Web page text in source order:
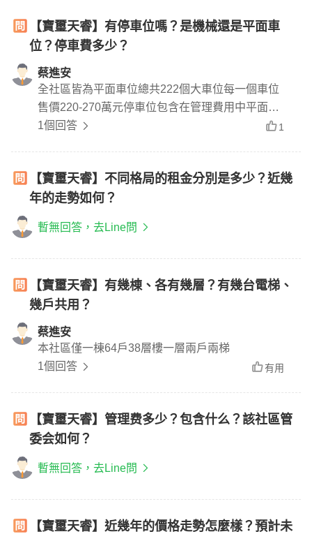
【寶璽天睿】有停車位嗎？是機械還是平面車
位？停車費多少？
蔡進安
全社區皆為平面車位總共222個大車位每一個車位
售價220-270萬元停車位包含在管理費用中平面車
位無維修保養費用
1個回答 1
【寶璽天睿】不同格局的租金分別是多少？近幾
年的走勢如何？
暫無回答，去Line問
【寶璽天睿】有幾棟、各有幾層？有幾台電梯、
幾戶共用？
蔡進安
本社區僅一棟64戶38層樓一層兩戶兩梯
1個回答
有用
【寶璽天睿】管理费多少？包含什么？該社區管
委会如何？
暫無回答，去Line問
【寶璽天睿】近幾年的價格走勢怎麼樣？預計未